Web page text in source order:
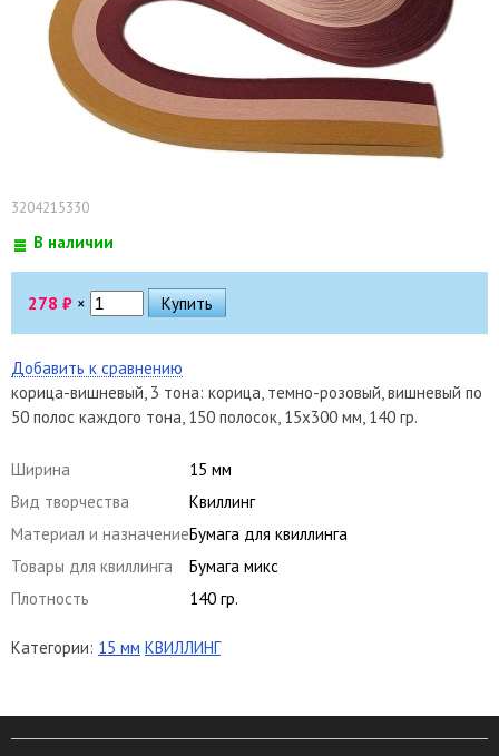
3204215330
В наличии
278 ₽ ×
Добавить к сравнению
корица-вишневый, 3 тона: корица, темно-розовый, вишневый по
50 полос каждого тона, 150 полосок, 15х300 мм, 140 гр.
Ширина
15 мм
Вид творчества
Квиллинг
Материал и назначениеБумага для квиллинга
Товары для квиллинга
Бумага микс
Плотность
140 гр.
Категории: 15 мм КВИЛЛИНГ